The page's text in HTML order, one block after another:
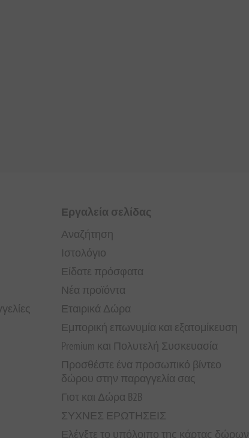
Εργαλεία σελίδας
Αναζήτηση
Ιστολόγιο
Είδατε πρόσφατα
Νέα προϊόντα
Εταιρικά Δώρα
Εμπορική επωνυμία και εξατομίκευση
Premium και Πολυτελή Συσκευασία
Προσθέστε ένα προσωπικό βίντεο
δώρου στην παραγγελία σας
Γιοτ και Δώρα B2B
ΣΥΧΝΕΣ ΕΡΩΤΗΣΕΙΣ
Ελέγξτε το υπόλοιπο της κάρτας δώρων